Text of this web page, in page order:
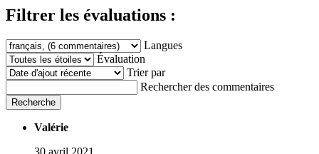
Filtrer les évaluations :
Langues
Évaluation
Trier par
Rechercher des commentaires
Recherche
Valérie
30 avril 2021